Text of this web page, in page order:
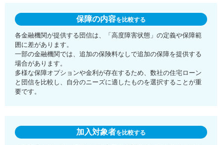
保障の内容を比較する
各金融機関が提供する団信は、「高度障害状態」の定義や保障範
囲に差があります。
一部の金融機関では、追加の保険料なしで追加の保障を提供する
場合があります。
多様な保障オプションや金利が存在するため、数社の住宅ローン
と団信を比較し、自分のニーズに適したものを選択することが重
要です。
加入対象者を比較する